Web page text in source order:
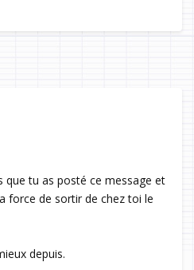
que tu as posté ce message et
force de sortir de chez toi le
depuis.